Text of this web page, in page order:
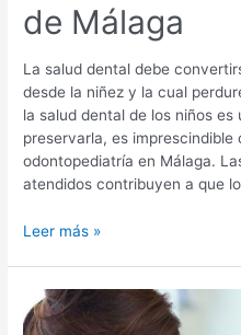
de Málaga
La salud dental debe
desde la niñez y la cual
la salud dental de los niños es
preservarla, es
odontopediatría en Málaga.
atendidos contribuyen a que
La
en
los
Leer más »